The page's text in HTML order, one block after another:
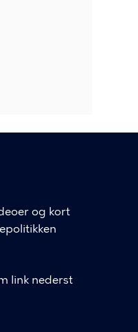
og kort
link nederst